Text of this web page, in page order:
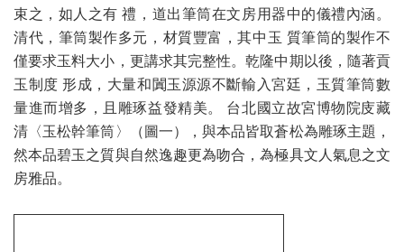
束之，如人之有 禮，道出筆筒在文房用器中的儀禮內涵。
清代，筆筒製作多元，材質豐富，其中玉 質筆筒的製作不
僅要求玉料大小，更講求其完整性。乾隆中期以後，隨著貢
玉制度 形成，大量和闐玉源源不斷輸入宮廷，玉質筆筒數
量進而增多，且雕琢益發精美。 台北國立故宮博物院庋藏
清〈玉松幹筆筒〉（圖一），與本品皆取蒼松為雕琢主題，
然本品碧玉之質與自然逸趣更為吻合，為極具文人氣息之文
房雅品。